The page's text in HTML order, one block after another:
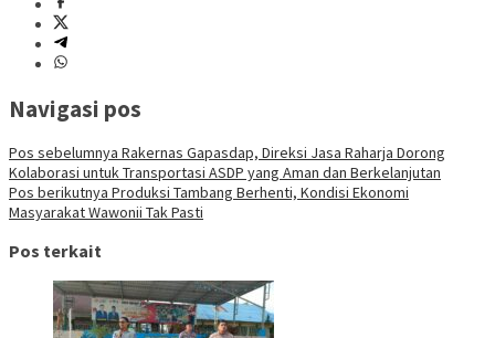
Navigasi pos
Pos sebelumnya Rakernas Gapasdap, Direksi Jasa Raharja Dorong
Kolaborasi untuk Transportasi ASDP yang Aman dan Berkelanjutan
Pos berikutnya Produksi Tambang Berhenti, Kondisi Ekonomi
Masyarakat Wawonii Tak Pasti
Pos terkait